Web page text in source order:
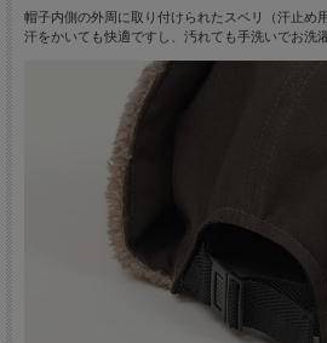
帽子内側の外周に取り付けられたスベリ（汗止め
汗をかいても快適ですし、汚れても手洗いでお洗